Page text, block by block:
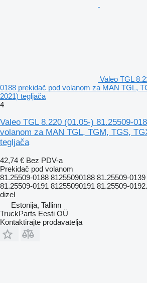
Valeo TGL
0188 prekidač pod volanom za MAN TGL,
2021) tegljača
4
Valeo TGL 8.220 (01.05-) 81.25509-
volanom za MAN TGL, TGM, TGS,
tegljača
42,74 € Bez PDV-a
Prekidač pod volanom
81.25509-0188 81255090188 81.25509-
81.25509-0191 81255090191 81.25509-
dizel
Estonija, Tallinn
TruckParts Eesti OÜ
Kontaktirajte prodavatelja